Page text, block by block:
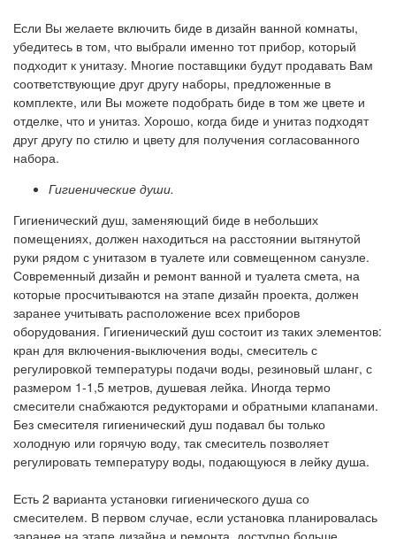
Если Вы желаете включить биде в дизайн ванной комнаты,
убедитесь в том, что выбрали именно тот прибор, который
подходит к унитазу. Многие поставщики будут продавать Вам
соответствующие друг другу наборы, предложенные в
комплекте, или Вы можете подобрать биде в том же цвете и
отделке, что и унитаз. Хорошо, когда биде и унитаз подходят
друг другу по стилю и цвету для получения согласованного
набора.
Гигиенические души.
Гигиенический душ, заменяющий биде в небольших
помещениях, должен находиться на расстоянии вытянутой
руки рядом с унитазом в туалете или совмещенном санузле.
Современный дизайн и ремонт ванной и туалета смета, на
которые просчитываются на этапе дизайн проекта, должен
заранее учитывать расположение всех приборов
оборудования. Гигиенический душ состоит из таких элементов:
кран для включения-выключения воды, смеситель с
регулировкой температуры подачи воды, резиновый шланг, с
размером 1-1,5 метров, душевая лейка. Иногда термо
смесители снабжаются редукторами и обратными клапанами.
Без смесителя гигиенический душ подавал бы только
холодную или горячую воду, так смеситель позволяет
регулировать температуру воды, подающуюся в лейку душа.
Есть 2 варианта установки гигиенического душа со
смесителем. В первом случае, если установка планировалась
заранее на этапе дизайна и ремонта, доступно больше